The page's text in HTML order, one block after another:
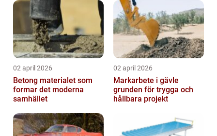
02 april 2026
Betong materialet som
formar det moderna
samhället
02 april 2026
Markarbete i gävle
grunden för trygga och
hållbara projekt